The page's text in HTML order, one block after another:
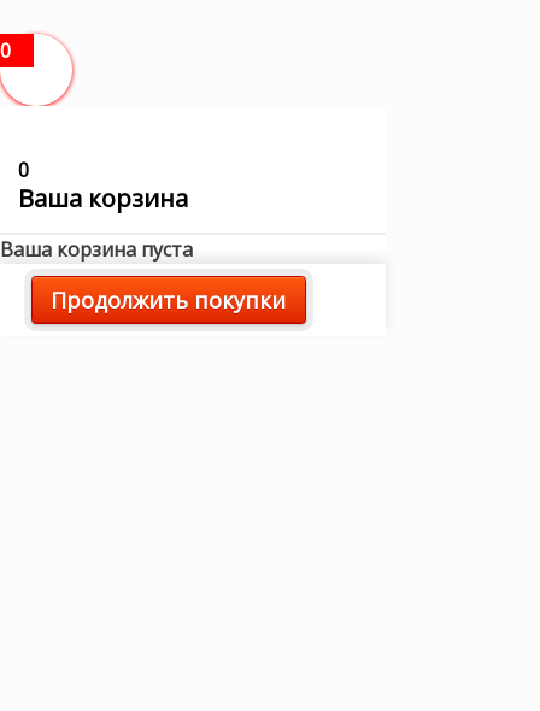
0
0
Ваша корзина
Ваша корзина пуста
Продолжить покупки